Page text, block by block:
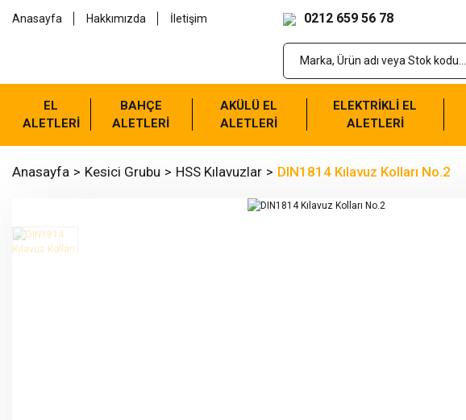
Anasayfa Hakkımızda İletişim 0212 659 56 78
EL
ALETLERİ
BAHÇE
ALETLERİ
AKÜLÜ EL
ALETLERİ
ELEKTRİKLİ EL
ALETLERİ
Anasayfa Kesici Grubu HSS Kılavuzlar DIN1814 Kılavuz Kolları No.2